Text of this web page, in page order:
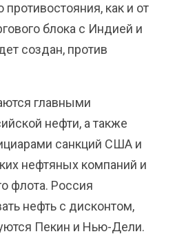
противостояния, как и от
блока с Индией и
создан, против
главными
нефти, а также
санкций США и
нефтяных компаний и
флота. Россия
нефть с дисконтом,
Пекин и Нью-Дели.